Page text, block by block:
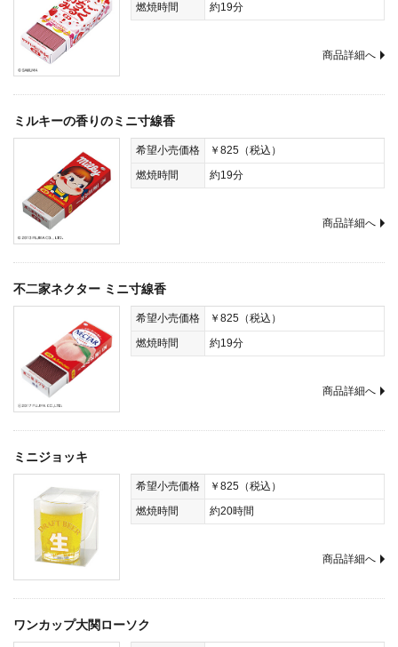
燃焼時間
約19分
商品詳細へ
ミルキーの香りのミニ寸線香
希望小売価格
￥825（税込）
燃焼時間
約19分
商品詳細へ
不二家ネクター ミニ寸線香
希望小売価格
￥825（税込）
燃焼時間
約19分
商品詳細へ
ミニジョッキ
希望小売価格
￥825（税込）
燃焼時間
約20時間
商品詳細へ
ワンカップ大関ローソク